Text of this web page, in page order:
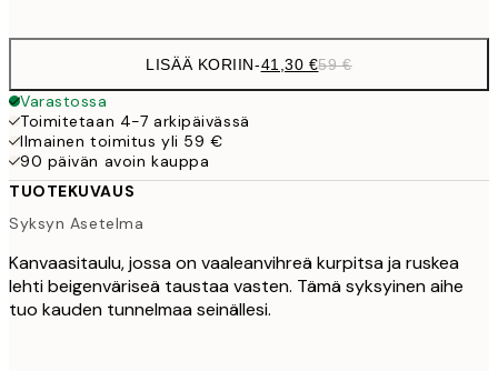
LISÄÄ KORIIN-41,30 €59 €
Varastossa
Toimitetaan 4-7 arkipäivässä
Ilmainen toimitus yli 59 €
90 päivän avoin kauppa
TUOTEKUVAUS
Syksyn Asetelma
Kanvaasitaulu, jossa on vaaleanvihreä kurpitsa ja ruskea
lehti beigenväriseä taustaa vasten. Tämä syksyinen aihe
tuo kauden tunnelmaa seinällesi.